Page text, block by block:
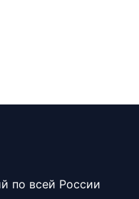
по всей России